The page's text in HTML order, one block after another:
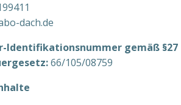
dach.de
Identifikationsnummer gemäß §27
66/105/08759